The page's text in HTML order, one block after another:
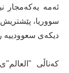
ئه‌مه‌ یه‌كه‌مجار
سووریا،
دیكه‌ی سعوودییه‌
كه‌ناڵی